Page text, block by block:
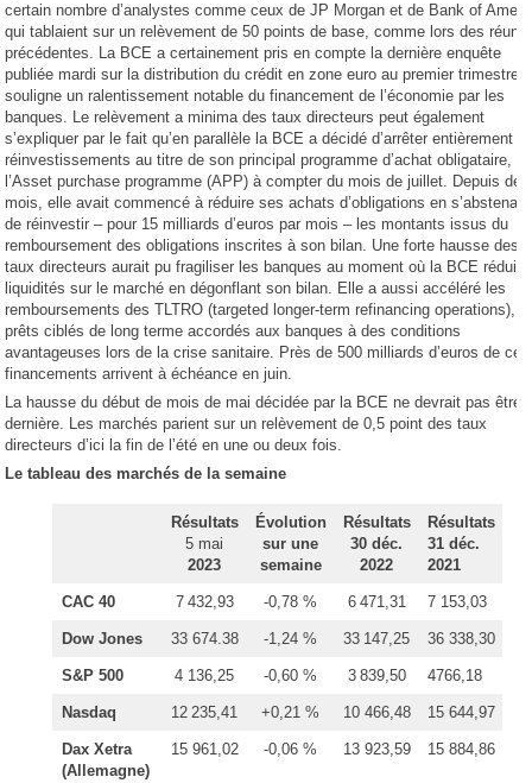
certain nombre d’analystes comme ceux de JP Morgan et de Bank of
qui tablaient sur un relèvement de 50 points de base, comme lors des
précédentes. La BCE a certainement pris en compte la dernière enquête
publiée mardi sur la distribution du crédit en zone euro au premier trimestre,
souligne un ralentissement notable du financement de l’économie par les
banques. Le relèvement a minima des taux directeurs peut également
s’expliquer par le fait qu’en parallèle la BCE a décidé d’arrêter entièrement
réinvestissements au titre de son principal programme d’achat obligataire,
l’Asset purchase programme (APP) à compter du mois de juillet. Depuis
mois, elle avait commencé à réduire ses achats d’obligations en s’abstenant
de réinvestir – pour 15 milliards d’euros par mois – les montants issus du
remboursement des obligations inscrites à son bilan. Une forte hausse des
taux directeurs aurait pu fragiliser les banques au moment où la BCE réduit
liquidités sur le marché en dégonflant son bilan. Elle a aussi accéléré les
remboursements des TLTRO (targeted longer-term refinancing operations),
prêts ciblés de long terme accordés aux banques à des conditions
avantageuses lors de la crise sanitaire. Près de 500 milliards d’euros de ces
financements arrivent à échéance en juin.
La hausse du début de mois de mai décidée par la BCE ne devrait pas être
dernière. Les marchés parient sur un relèvement de 0,5 point des taux
directeurs d’ici la fin de l’été en une ou deux fois.
Le tableau des marchés de la semaine
Résultats
5 mai
2023
Évolution
sur une
semaine
Résultats
30 déc.
2022
Résultats
31 déc.
2021
CAC 40 7 432,93 -0,78 % 6 471,31 7 153,03
Dow Jones 33 674.38 -1,24 % 33 147,25 36 338,30
S&P 500 4 136,25 -0,60 % 3 839,50 4766,18
Nasdaq 12 235,41 +0,21 % 10 466,48 15 644,97
Dax Xetra
(Allemagne)
15 961,02 -0,06 % 13 923,59 15 884,86